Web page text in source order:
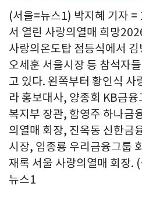
(서울=뉴스1) 박지혜 기자 =
서 열린 사랑의열매 희망
사랑의온도탑 점등식에서
오세훈 서울시장 등 참석자
고 있다. 왼쪽부터 황인식 사
라 홍보대사, 양종회 KB금
복지부 장관, 함영주 하나금
의열매 회장, 진옥동 신한금
시장, 임종룡 우리금융그룹
재록 서울 사랑의열매 회장
뉴스1